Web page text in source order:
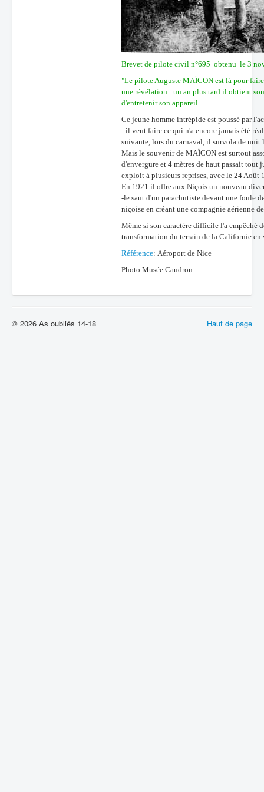
Brevet de pilote civil n°695 obtenu le 3
"Le pilote Auguste MAÏCON est là pour
une révélation : un an plus tard il obtient
d'entretenir son appareil.
Ce jeune homme intrépide est poussé par
- il veut faire ce qui n'a encore jamais été
suivante, lors du carnaval, il survola de nuit
Mais le souvenir de MAÏCON est surtout
d'envergure et 4 mètres de haut passait tout
exploit à plusieurs reprises, avec le 24 Août
En 1921 il offre aux Niçois un nouveau
-le saut d'un parachutiste devant une foule
niçoise en créant une compagnie aérienne
Même si son caractère difficile l'a empêché
transformation du terrain de la Californie
Référence: Aéroport de Nice
Photo Musée Caudron
Haut de page
© 2026 As oubliés 14-18